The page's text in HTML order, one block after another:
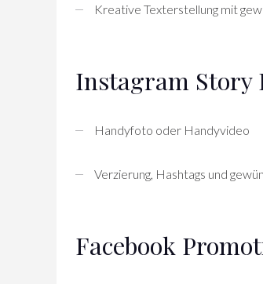
Kreative Texterstellung mit
Instagram Story
Handyfoto oder Handyvideo
Verzierung, Hashtags und
Facebook